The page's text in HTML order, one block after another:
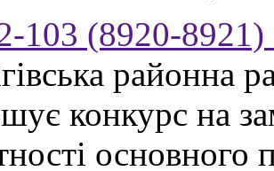
103 (8920-8921)
районна
конкурс на
основного